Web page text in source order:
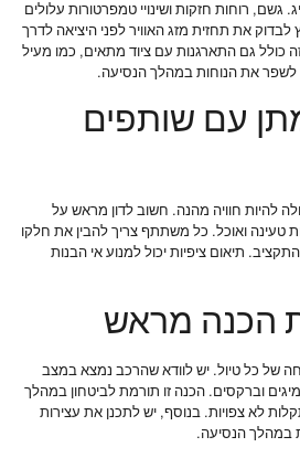
גשם, רוחות חזקות ושינויי טמפרטורות עלולים
את תחזית מזג האוויר לפני היציאה לדרך
כולל גם התארגנות עם ציוד מתאים, כמו מעיל
לשפר את הנוחות במהלך הנסיעה.
עם שותפים
להיות חוויה מהנה. חשוב לדון מראש על
טעינה ואוכל. כל משתתף צריך להבין את חלקו
תיאום ציפיות יכול למנוע אי הבנות
הכנה מראש
של כל טיול. יש לוודא שהרכב נמצא במצב
וברקסים. הכנה זו תורמת לביטחון במהלך
לא צפויות. בנוסף, יש לתכנן את עצירות
במהלך הנסיעה.